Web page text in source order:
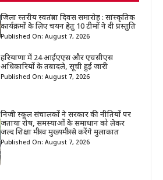
जिला स्तरीय स्वतंत्रता दिवस समारोह : सांस्कृतिक
कार्यक्रमों के लिए चयन हेतु 10 टीमों ने दी प्रस्तुति
Published On: August 7, 2026
हरियाणा में 24 आईएएस और एचसीएस
अधिकारियों के तबादले, सूची हुई जारी
Published On: August 7, 2026
निजी स्कूल संचालकों ने सरकार की नीतियों पर
जताया रोष, समस्याओं के समाधान को लेकर
जल्द शिक्षा मंत्री व मुख्यमंत्री से करेंगे मुलाकात
Published On: August 7, 2026